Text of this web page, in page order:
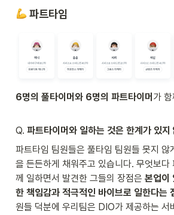
파트타임
6명의 풀타이머와 6명의 파트타이머 가
Q. 파트타이머와 일하는 것은 한계가 있지
파트타임 팀원들은 풀타임 팀원들 못지 않
을 든든하게 채워주고 있습니다. 무엇보다
께 일하면서 발견한 그들의 장점은 본업이
한 책임감과 적극적인 바이브로 일한다는
원들 덕분에 우리팀은 DIO가 제공하는 서